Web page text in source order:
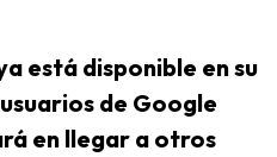
está disponible en su
de Google
en llegar a otros